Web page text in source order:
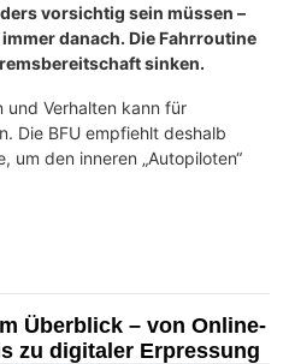
vorsichtig sein müssen –
danach. Die Fahrroutine
sinken.
und Verhalten kann für
Die BFU empfiehlt deshalb
um den inneren „Autopiloten“
Überblick – von Online-
zu digitaler Erpressung